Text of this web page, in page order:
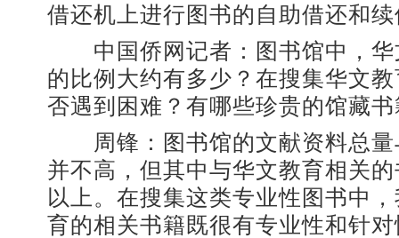
借还机上进行图书的自助借还和
中国侨网记者：图书馆中，华
的比例大约有多少？在搜集华文
否遇到困难？有哪些珍贵的馆藏
周锋：图书馆的文献资料总量
并不高，但其中与华文教育相关
以上。在搜集这类专业性图书中
育的相关书籍既很有专业性和针